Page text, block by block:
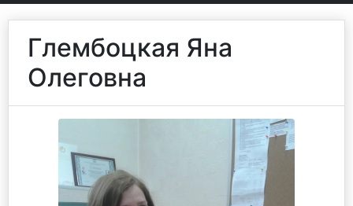
Глембоцкая Яна
Олеговна